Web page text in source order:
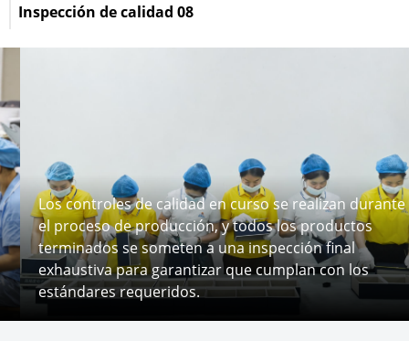
Inspección de calidad 08
Los controles de calidad en curso se realizan durante
el proceso de producción, y todos los productos
terminados se someten a una inspección final
exhaustiva para garantizar que cumplan con los
estándares requeridos.